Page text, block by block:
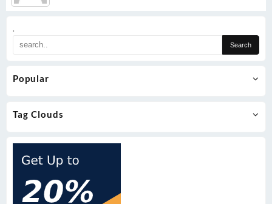
.
Popular
Tag Clouds